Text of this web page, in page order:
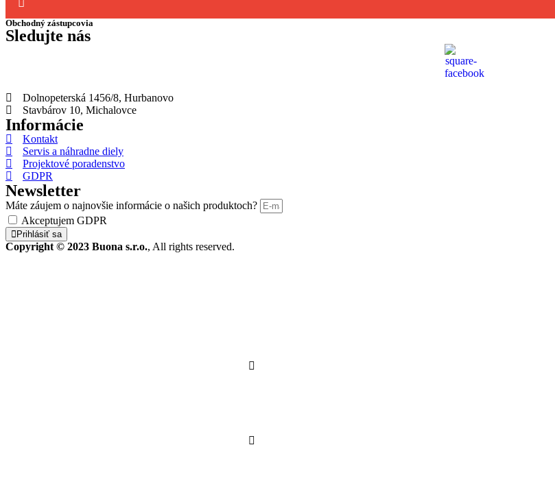
Obchodný zástupcovia
Sledujte nás
Dolnopeterská 1456/8, Hurbanovo
Stavbárov 10, Michalovce
Informácie
Kontakt
Servis a náhradne diely
Projektové poradenstvo
GDPR
Newsletter
Máte záujem o najnovšie informácie o našich produktoch?
Akceptujem GDPR
Prihlásiť sa
Copyright © 2023 Buona s.r.o., All rights reserved.